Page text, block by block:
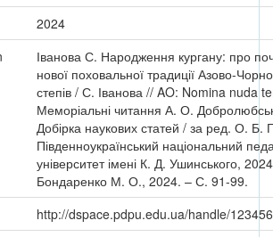
2024
Іванова С. Народження кургану: про
нової поховальної традиції Азово-
степів / С. Іванова // AO: Nomina nuda
Меморіальні читання А. О.
Добірка наукових статей / за ред. О. Б.
Південноукраїнський національний
університет імені К. Д. Ушинського,
Бондаренко М. О., 2024. – С. 91-99.
http://dspace.pdpu.edu.ua/handle/